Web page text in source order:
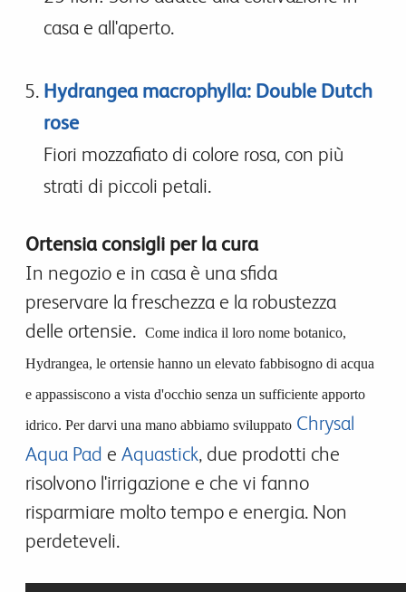
casa e all'aperto.
Hydrangea macrophylla: Double Dutch
rose
Fiori mozzafiato di colore rosa, con più
strati di piccoli petali.
Ortensia consigli per la cura
In negozio e in casa è una sfida
preservare la freschezza e la robustezza
delle ortensie. Come indica il loro nome botanico,
Hydrangea, le ortensie hanno un elevato fabbisogno di acqua
e appassiscono a vista d'occhio senza un sufficiente apporto
idrico. Per darvi una mano abbiamo sviluppato Chrysal
Aqua Pad e Aquastick, due prodotti che
risolvono l'irrigazione e che vi fanno
risparmiare molto tempo e energia. Non
perdeteveli.